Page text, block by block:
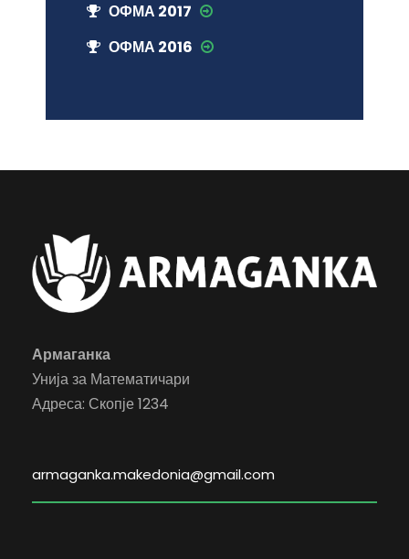
ОФМА 2017
ОФМА 2016
Армаганка
Унија за Математичари
Адреса: Скопје 1234
armaganka.makedonia@gmail.com